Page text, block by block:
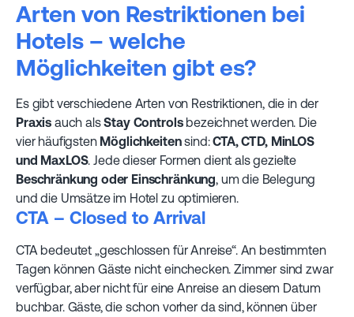
Arten von Restriktionen bei
Hotels – welche
Möglichkeiten gibt es?
Es gibt verschiedene Arten von Restriktionen, die in der
Praxis auch alsStay Controlsbezeichnet werden. Die
vier häufigsten Möglichkeitensind:CTA, CTD, MinLOS
und MaxLOS. Jede dieser Formen dient als gezielte
Beschränkung oder Einschränkung, um die Belegung
und die Umsätze im Hotel zu optimieren.
CTA – Closed to Arrival
CTA bedeutet „geschlossen für Anreise“. An bestimmten
Tagen können Gäste nicht einchecken. Zimmer sind zwar
verfügbar, aber nicht für eine Anreise an diesem Datum
buchbar. Gäste, die schon vorher da sind, können über